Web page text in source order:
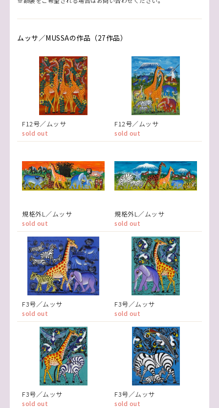
ムッサ／MUSSAの作品（27作品）
F12号／ムッサ
sold out
F12号／ムッサ
sold out
規格外L／ムッサ
sold out
規格外L／ムッサ
sold out
F3号／ムッサ
sold out
F3号／ムッサ
sold out
F3号／ムッサ
sold out
F3号／ムッサ
sold out